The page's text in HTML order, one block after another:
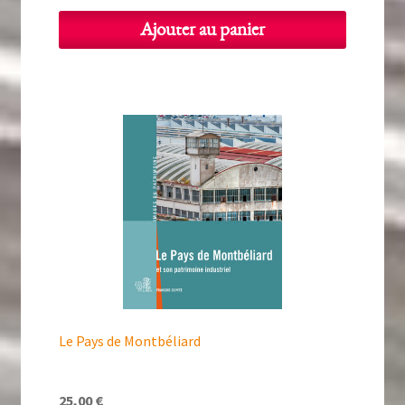
Ajouter au panier
Le Pays de Montbéliard
25,00€